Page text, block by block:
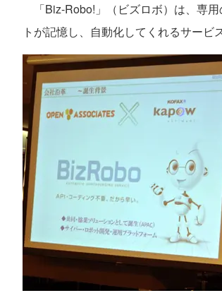
「Biz-Robo!」（ビズロボ）は、専
トが記憶し、自動化してくれるサービス